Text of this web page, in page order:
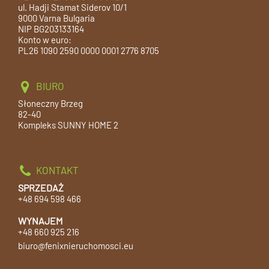
ul. Hadji Stamat Siderov 10/1
9000 Varna Bulgaria
NIP BG203133164
Konto w euro:
PL26 1090 2590 0000 0001 2776 8705
BIURO
Słoneczny Brzeg
82-40
Kompleks SUNNY HOME 2
KONTAKT
SPRZEDAŻ
+48 694 598 466
WYNAJEM
+48 660 925 216
biuro@fenixnieruchomosci.eu